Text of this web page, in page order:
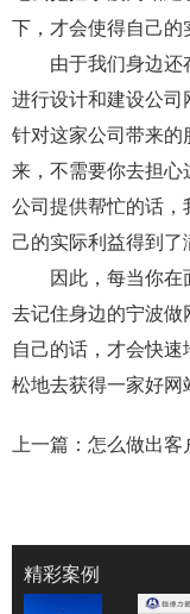
下，才会使得自己的
由于我们身边还存
进行设计和建设公司
针对这家公司带来的
来，不需要你去担心
公司提供帮忙的话，
己的实际利益得到了
因此，每当你在
去记住身边的宁波做
自己的话，才会快
松地去获得一家好网
上一篇： 怎么做出客
精彩案例